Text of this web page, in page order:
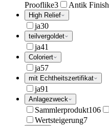
Prooflike3 Antik Finish
High Relief
ja30
teilvergoldet
ja41
Coloriert
ja57
mit Echtheitszertifikat
ja91
Anlagezweck
Sammlerprodukt106
Wertsteigerung7